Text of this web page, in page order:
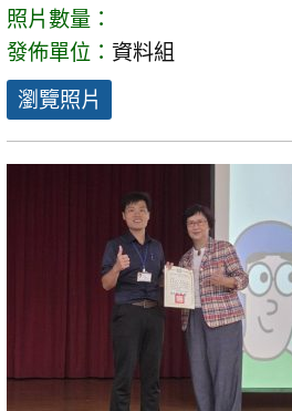
照片數量：
發佈單位： 資料組
瀏覽照片